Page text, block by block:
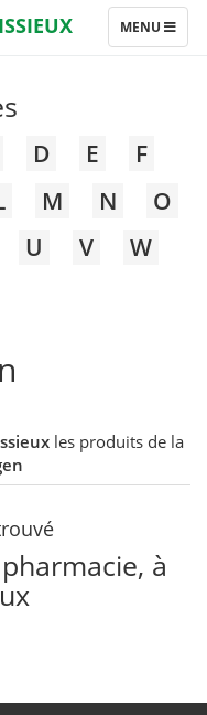
TOGGLE
NAVIGATION
MENU
D E
F
M N
O
U V
W
les produits de la
à